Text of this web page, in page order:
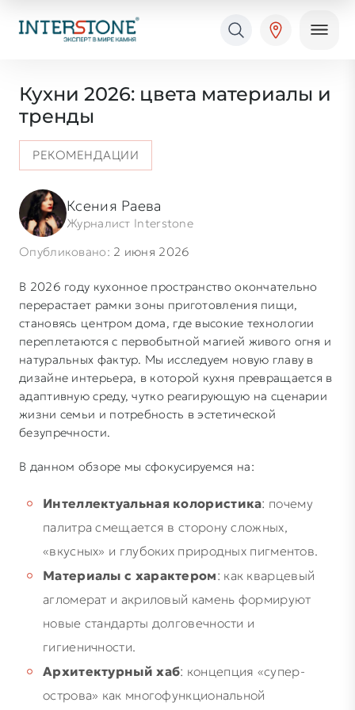
Кухни 2026: цвета материалы и
тренды
РЕКОМЕНДАЦИИ
Ксения Раева
Журналист Interstone
Опубликовано: 2 июня 2026
В 2026 году кухонное пространство окончательно
перерастает рамки зоны приготовления пищи,
становясь центром дома, где высокие технологии
переплетаются с первобытной магией живого огня и
натуральных фактур. Мы исследуем новую главу в
дизайне интерьера, в которой кухня превращается в
адаптивную среду, чутко реагирующую на сценарии
жизни семьи и потребность в эстетической
безупречности.
В данном обзоре мы сфокусируемся на:
Интеллектуальная колористика: почему
палитра смещается в сторону сложных,
«вкусных» и глубоких природных пигментов.
Материалы с характером: как кварцевый
агломерат и акриловый камень формируют
новые стандарты долговечности и
гигиеничности.
Архитектурный хаб: концепция «супер-
острова» как многофункциональной
Ваша сфера деятельности
Обработчик
Этим я подтверждаю подлинность
всех указанных персональных данных и
даю согласие на их обработку с целью
подготовки и предоставления ответа
Этим я подтверждаю подлинность
Этим я подтверждаю подлинность
всех указанных персональных данных и